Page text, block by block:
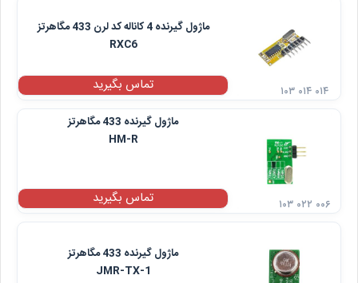
ماژول گیرنده 4 کاناله کد لرن 433 مگاهرتز
RXC6
تماس بگیرید
۱۰۳ ۰۱۴ ۰۱۴
ماژول گیرنده 433 مگاهرتز
HM-R
تماس بگیرید ۱۰۳ ۰۲۲ ۰۰۶
ماژول گیرنده 433 مگاهرتز
JMR-TX-1